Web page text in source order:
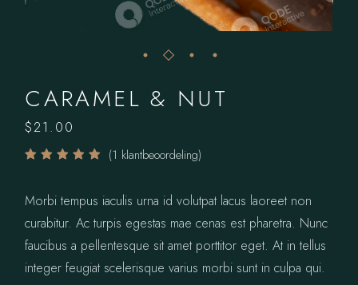
CARAMEL & NUT
$21.00
(1 klantbeoordeling)
Morbi tempus iaculis urna id volutpat lacus laoreet non
curabitur. Ac turpis egestas mae cenas est pharetra. Nunc
faucibus a pellentesque sit amet porttitor eget. At in tellus
integer feugiat scelerisque varius morbi sunt in culpa qui.